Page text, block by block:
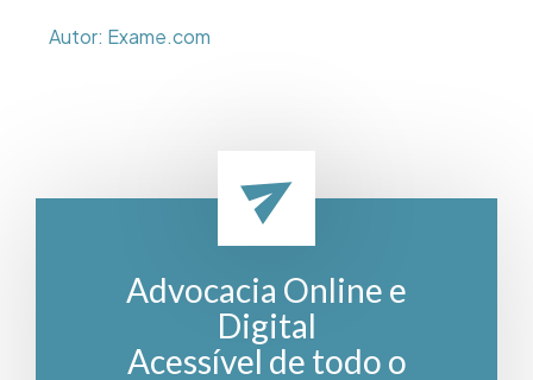
Autor: Exame.com
Advocacia Online e
Digital
Acessível de todo o